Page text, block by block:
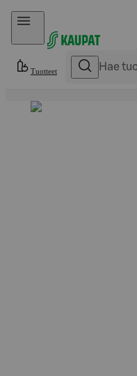
Hyppää sisältöön
Tuotteet